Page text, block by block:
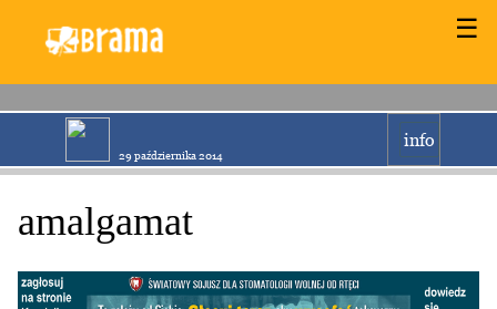
☰
29 października 2014
info
amalgamat